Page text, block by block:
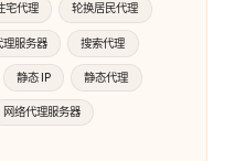
宅代理 轮换居民代理
理服务器 搜索代理
静态 IP 静态代理
网络代理服务器